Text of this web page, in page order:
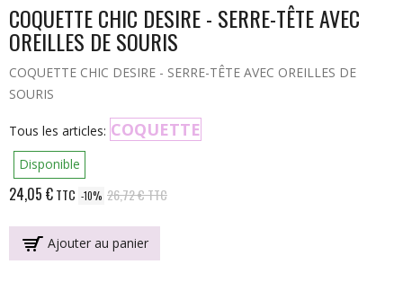
COQUETTE CHIC DESIRE - SERRE-TÊTE AVEC
OREILLES DE SOURIS
COQUETTE CHIC DESIRE - SERRE-TÊTE AVEC OREILLES DE
SOURIS
Tous les articles: COQUETTE
Disponible
24,05 €TTC -10% 26,72 €TTC
Ajouter au panier